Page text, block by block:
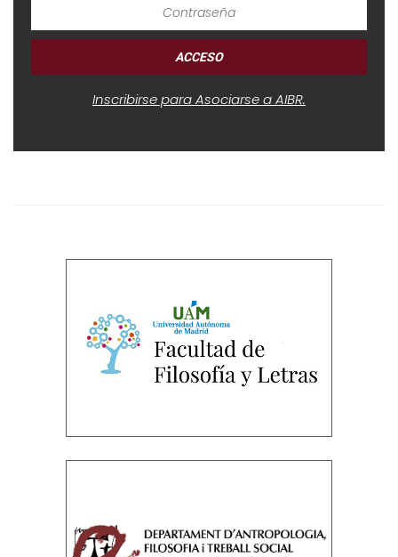
Inscribirse para Asociarse a AIBR.